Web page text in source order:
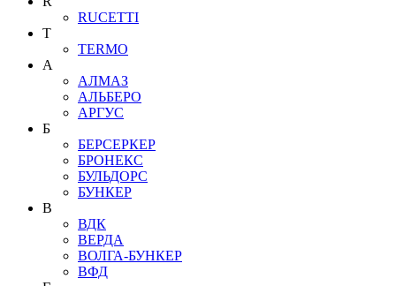
RUCETTI
T
TERMO
А
АЛМАЗ
АЛЬБЕРО
АРГУС
Б
БЕРСЕРКЕР
БРОНЕКС
БУЛЬДОРС
БУНКЕР
В
ВДК
ВЕРДА
ВОЛГА-БУНКЕР
ВФД